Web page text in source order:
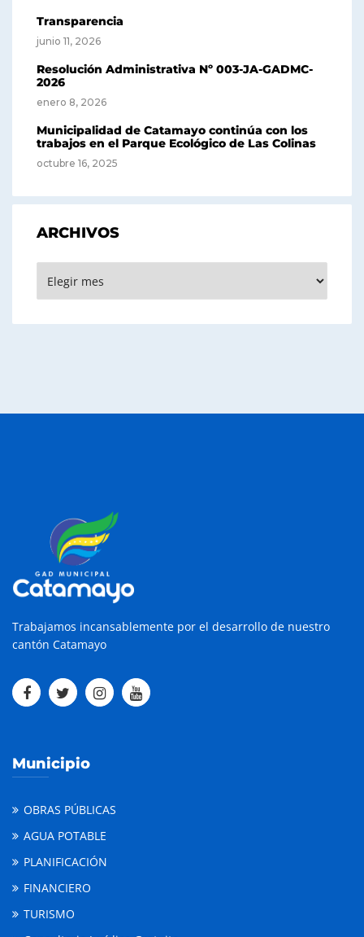
Transparencia
junio 11, 2026
Resolución Administrativa Nº 003-JA-GADMC-
2026
enero 8, 2026
Municipalidad de Catamayo continúa con los
trabajos en el Parque Ecológico de Las Colinas
octubre 16, 2025
ARCHIVOS
Trabajamos incansablemente por el desarrollo de nuestro
cantón Catamayo
Municipio
OBRAS PÚBLICAS
AGUA POTABLE
PLANIFICACIÓN
FINANCIERO
TURISMO